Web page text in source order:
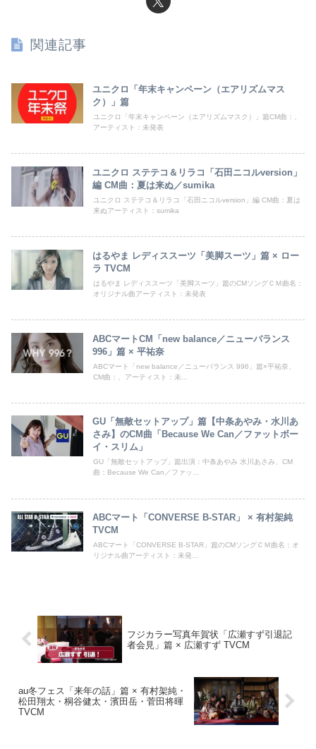
関連記事
ユニクロ「年末キャンペーン（エアリズムマス
ク）」篇
ユニクロ「年末キャンペーン（エアリズムマスク）」篇CM曲：、
アーティスト：未発表
ユニクロ ステテコ＆リラコ「石田ニコルversion」
編 CM曲：夏は来ぬ／sumika
ユニクロ ステテコ＆リラコ「石田ニコルversion」編 CM曲：夏は
来ぬアーティスト：sumika
はるやま レディススーツ「美脚スーツ」篇 × ロー
ラ TVCM
はるやま レディススーツ「美脚スーツ」篇のCMソングＣＭ曲名：
オリジナル曲アーティスト：未発表
ABCマートCM「new balance／ニューバランス
996」篇 × 平祐奈
ABCマート「new balance／ニューバランス 996」篇×平祐奈、
CM曲：、アーティスト：未...
GU「無敵セットアップ」篇【中条あやみ・水川あ
さみ】のCM曲「Because We Can／ファットボー
イ・スリム」
GU「無敵セットアップ」篇出演：中条あやみ 水川あさみ、CM
曲：Because We Can／ファッ...
ABCマート「CONVERSE B-STAR」 × 有村架純
TVCM
ABCマート「CONVERSE B-STAR」篇のCMソングＣＭ曲名：オ
リジナル曲アーティスト：未発...
フジカラー写真年賀状「広瀬すず引退記
者会見」篇 × 広瀬すず TVCM
au冬フェス「来年の話」篇 × 有村架純・
松田翔太・桐谷健太・濱田岳・菅田将暉
TVCM